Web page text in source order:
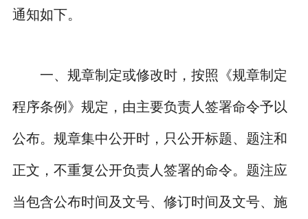
通知如下。
一、规章制定或修改时，按照《规章制定
程序条例》规定，由主要负责人签署命令予以
公布。规章集中公开时，只公开标题、题注和
正文，不重复公开负责人签署的命令。题注应
当包含公布时间及文号、修订时间及文号、施